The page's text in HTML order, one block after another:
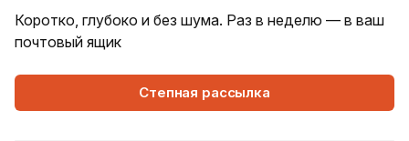
Коротко, глубоко и без шума. Раз в неделю — в ваш
почтовый ящик
Степная рассылка